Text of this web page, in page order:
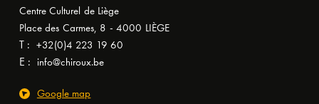
Centre Culturel de Liège
Place des Carmes, 8 - 4000 LIÈGE
T : +32(0)4 223 19 60
E : info@chiroux.be
Google map